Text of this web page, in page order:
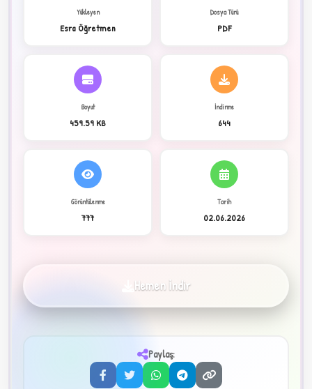
Yükleyen
Esra Öğretmen
Dosya Türü
PDF
Boyut
459.59 KB
İndirme
644
Görüntülenme
777
Tarih
02.06.2026
Hemen İndir
Paylaş: